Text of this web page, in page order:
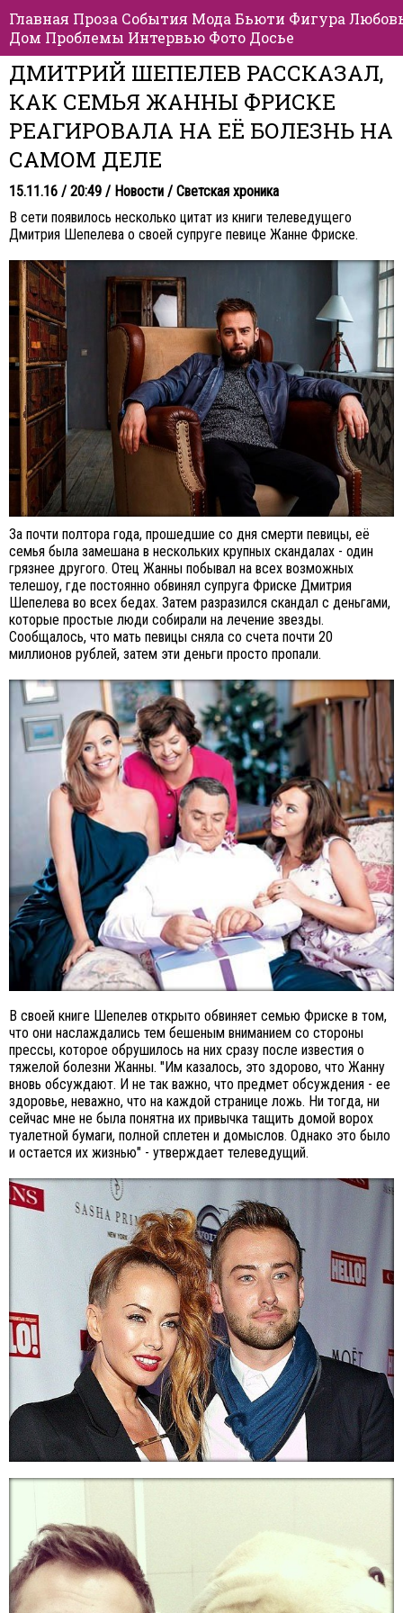
Главная Проза События Мода Бьюти Фигура
Дом Проблемы Интервью Фото Досье
ДМИТРИЙ ШЕПЕЛЕВ РАССКАЗАЛ,
КАК СЕМЬЯ ЖАННЫ ФРИСКЕ
РЕАГИРОВАЛА НА ЕЁ БОЛЕЗНЬ НА
САМОМ ДЕЛЕ
15.11.16 / 20:49 / Новости / Светская хроника
В сети появилось несколько цитат из книги телеведущего
Дмитрия Шепелева о своей супруге певице Жанне Фриске.
За почти полтора года, прошедшие со дня смерти певицы, её
семья была замешана в нескольких крупных скандалах - один
грязнее другого. Отец Жанны побывал на всех возможных
телешоу, где постоянно обвинял супруга Фриске Дмитрия
Шепелева во всех бедах. Затем разразился скандал с деньгами,
которые простые люди собирали на лечение звезды.
Сообщалось, что мать певицы сняла со счета почти 20
миллионов рублей, затем эти деньги просто пропали.
В своей книге Шепелев открыто обвиняет семью Фриске в том,
что они наслаждались тем бешеным вниманием со стороны
прессы, которое обрушилось на них сразу после известия о
тяжелой болезни Жанны. "Им казалось, это здорово, что Жанну
вновь обсуждают. И не так важно, что предмет обсуждения - ее
здоровье, неважно, что на каждой странице ложь. Ни тогда, ни
сейчас мне не была понятна их привычка тащить домой ворох
туалетной бумаги, полной сплетен и домыслов. Однако это было
и остается их жизнью" - утверждает телеведущий.